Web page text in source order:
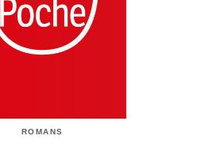
ROMANS